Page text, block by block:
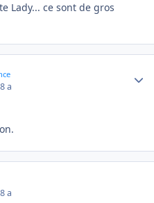
Lady... ce sont de gros
a
a